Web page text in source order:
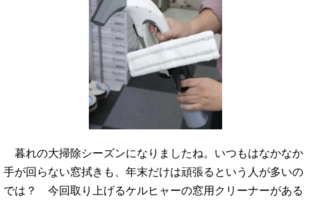
暮れの大掃除シーズンになりましたね。いつもはなかなか
手が回らない窓拭きも、年末だけは頑張るという人が多いの
では？ 今回取り上げるケルヒャーの窓用クリーナーがある